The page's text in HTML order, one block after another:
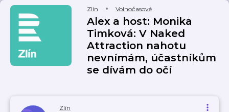
Zlín Volnočasové
Alex a host: Monika
Timková: V Naked
Attraction nahotu
nevnímám, účastníkům
se dívám do očí
Zlín